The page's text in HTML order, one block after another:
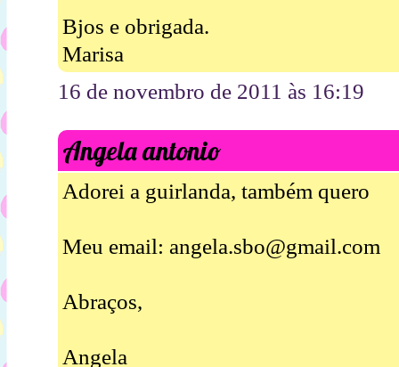
Bjos e obrigada.
Marisa
16 de novembro de 2011 às 16:19
Angela antonio
Adorei a guirlanda, também quero
Meu email: angela.sbo@gmail.com
Abraços,
Angela